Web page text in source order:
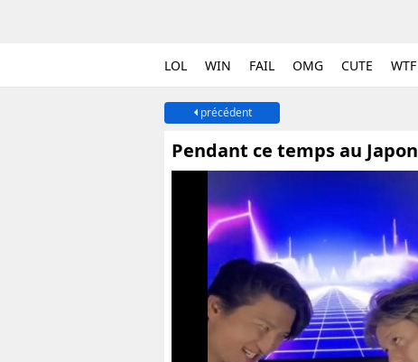
LOL WIN FAIL OMG CUTE WTF
précédent
Pendant ce temps au Japon